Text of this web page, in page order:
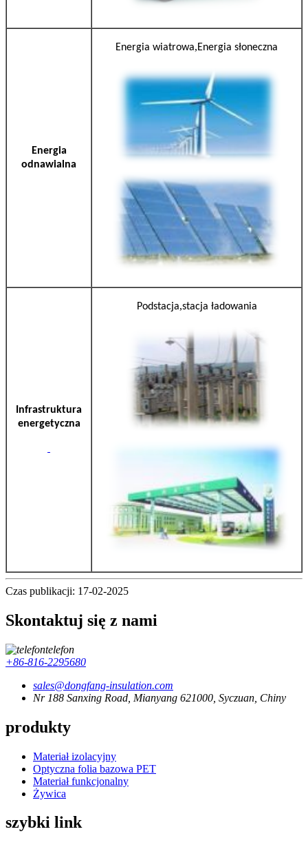
Energia
odnawialna
Energia wiatrowa,Energia słoneczna
Infrastruktura
energetyczna
Podstacja,stacja ładowania
Czas publikacji: 17-02-2025
Skontaktuj się z nami
telefon
+86-816-2295680
sales@dongfang-insulation.com
Nr 188 Sanxing Road, Mianyang 621000, Syczuan, Chiny
produkty
Materiał izolacyjny
Optyczna folia bazowa PET
Materiał funkcjonalny
Żywica
szybki link